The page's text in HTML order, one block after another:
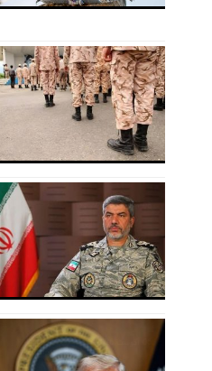
06 آگوست 2026
06 آگوست 2026